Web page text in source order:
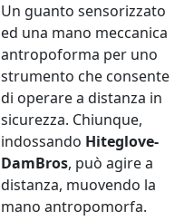
Un guanto sensorizzato
ed una mano meccanica
antropoforma per uno
strumento che consente
di operare a distanza in
sicurezza. Chiunque,
indossando Hiteglove-
DamBros, può agire a
distanza, muovendo la
mano antropomorfa.